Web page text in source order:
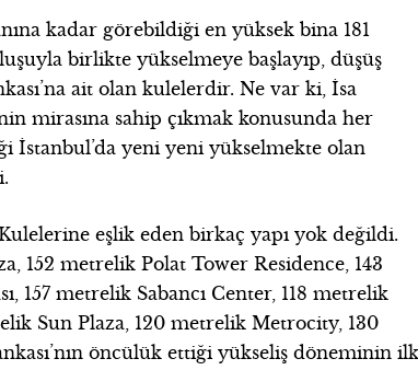
kadar görebildiği en yüksek bina 181
birlikte yükselmeye başlayıp, düşüş
ait olan kulelerdir. Ne var ki, İsa
mirasına sahip çıkmak konusunda her
İstanbul’da yeni yeni yükselmekte olan
eşlik eden birkaç yapı yok değildi.
152 metrelik Polat Tower Residence, 143
157 metrelik Sabancı Center, 118 metrelik
Sun Plaza, 120 metrelik Metrocity, 130
öncülük ettiği yükseliş döneminin